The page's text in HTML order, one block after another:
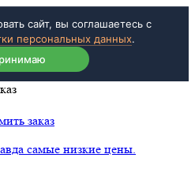
сайт, вы соглашаетесь с
персональных данных.
заказ
самые низкие цены.